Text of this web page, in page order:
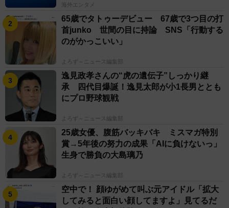
海外エンタメ
65歳でタトゥーデビュー 67歳で3つ目の打
首junko 世間の目に持論 SNS「行動する
のがかっこいい」
よろず～ニュース編集部
逸見政孝さんの“虎の遺伝子”しっかり継
承 四代目爆誕！逸見太郎が小1長男ととも
にプロ野球観戦
よろず～ニュース編集部
25歳女優、腹筋バッキバキ ミスマガ特別
賞→5年後の努力の成果「AIに負けないっ」
生身で勝負の大島璃乃
よろず～ニュース編集部
空中で！ 顔ゆがめて叫ぶ元アイドル「拡大
してみると面白い顔してますよ」見てるだ